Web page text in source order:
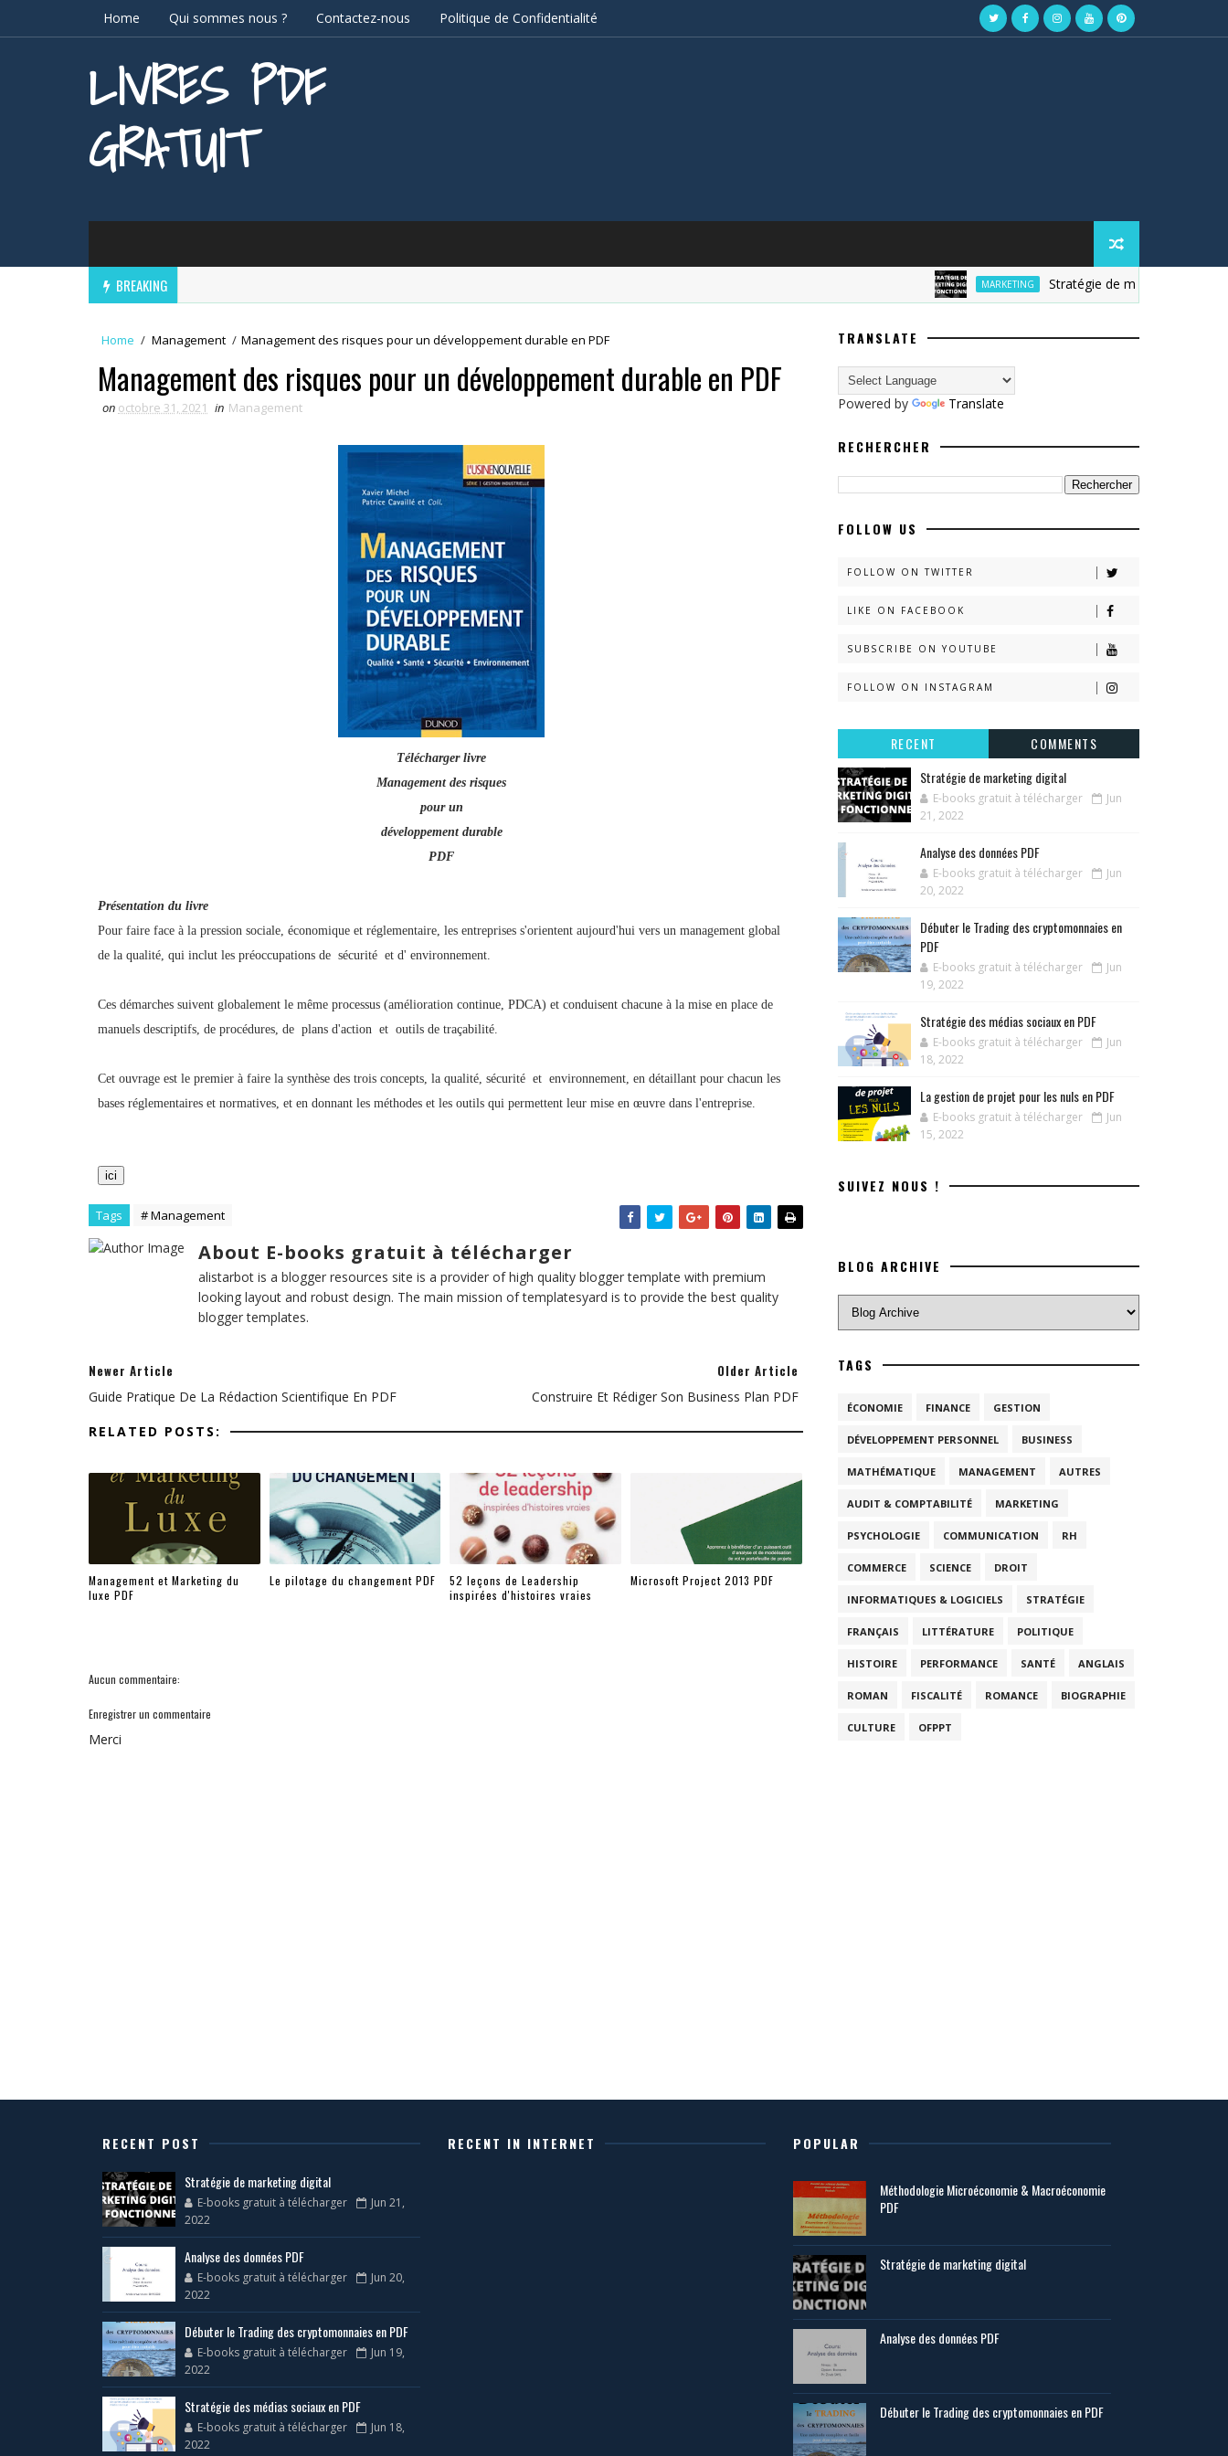
Home Qui sommes nous ? Contactez-nous Politique de Confidentialité
LIVRES PDF
GRATUIT
BREAKING MARKETING Stratégie de marketing digital
Home / Management / Management des risques pour un développement durable en PDF
Management des risques pour un développement durable en PDF
on octobre 31, 2021 in Management
Télécharger livre
Management des risques
pour un
développement durable
PDF
Présentation du livre
Pour faire face à la pression sociale, économique et réglementaire, les entreprises s'orientent aujourd'hui vers un management global
de la qualité, qui inclut les préoccupations de sécurité et d' environnement.
Ces démarches suivent globalement le même processus (amélioration continue, PDCA) et conduisent chacune à la mise en place de
manuels descriptifs, de procédures, de plans d'action et outils de traçabilité.
Cet ouvrage est le premier à faire la synthèse des trois concepts, la qualité, sécurité et environnement, en détaillant pour chacun les
bases réglementaires et normatives, et en donnant les méthodes et les outils qui permettent leur mise en œuvre dans l'entreprise.
ici
Tags # Management
About E-books gratuit à télécharger
alistarbot is a blogger resources site is a provider of high quality blogger template with premium
looking layout and robust design. The main mission of templatesyard is to provide the best quality
blogger templates.
Newer Article
Guide Pratique De La Rédaction Scientifique En PDF
Older Article
Construire Et Rédiger Son Business Plan PDF
RELATED POSTS:
Management et Marketing du
luxe PDF
Le pilotage du changement PDF
52 leçons de Leadership
inspirées d'histoires vraies
Microsoft Project 2013 PDF
Aucun commentaire:
Enregistrer un commentaire
Merci
TRANSLATE
Powered by Translate
RECHERCHER
FOLLOW US
FOLLOW ON TWITTER
LIKE ON FACEBOOK
SUBSCRIBE ON YOUTUBE
FOLLOW ON INSTAGRAM
RECENT
COMMENTS
Stratégie de marketing digital
E-books gratuit à télécharger
Jun
21, 2022
Analyse des données PDF
E-books gratuit à télécharger
Jun
20, 2022
Débuter le Trading des cryptomonnaies en
PDF
E-books gratuit à télécharger
Jun
19, 2022
Stratégie des médias sociaux en PDF
E-books gratuit à télécharger
Jun
18, 2022
La gestion de projet pour les nuls en PDF
E-books gratuit à télécharger
Jun
15, 2022
SUIVEZ NOUS !
BLOG ARCHIVE
TAGS
ÉCONOMIE FINANCE GESTION
DÉVELOPPEMENT PERSONNEL BUSINESS
MATHÉMATIQUE MANAGEMENT AUTRES
AUDIT & COMPTABILITÉ MARKETING
PSYCHOLOGIE COMMUNICATION RH
COMMERCE SCIENCE DROIT
INFORMATIQUES & LOGICIELS STRATÉGIE
FRANÇAIS LITTÉRATURE POLITIQUE
HISTOIRE PERFORMANCE SANTÉ ANGLAIS
ROMAN FISCALITÉ ROMANCE BIOGRAPHIE
CULTURE OFPPT
RECENT POST
Stratégie de marketing digital
E-books gratuit à télécharger
Jun 21,
2022
Analyse des données PDF
E-books gratuit à télécharger
Jun 20,
2022
Débuter le Trading des cryptomonnaies en PDF
E-books gratuit à télécharger
Jun 19,
2022
Stratégie des médias sociaux en PDF
E-books gratuit à télécharger
Jun 18,
2022
RECENT IN INTERNET POPULAR
Méthodologie Microéconomie & Macroéconomie
PDF
Stratégie de marketing digital
Analyse des données PDF
Débuter le Trading des cryptomonnaies en PDF